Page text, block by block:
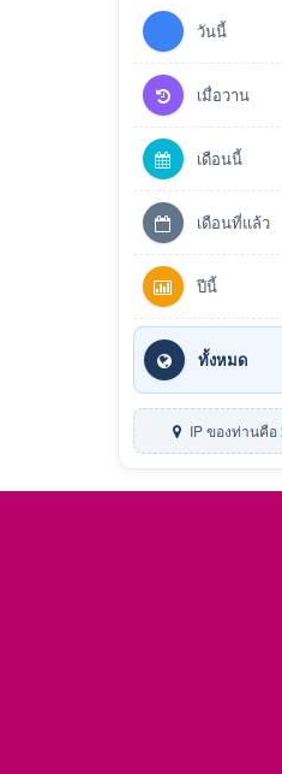
วันนี้
เมื่อวาน
เดือนนี้
เดือนที่แล้ว
ปีนี้
ทั้งหมด
IP ของท่านคือ